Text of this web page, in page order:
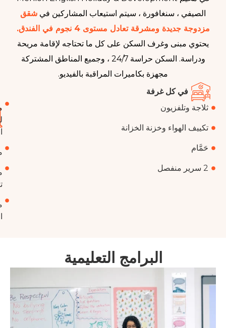
، سنغافورة ، سيتم استيعاب المشاركين فيشقق
ومشرقة تعادل مستوى 4 نجوم في الفندق.
وغرف السكن على كل ما تحتاجه لإقامة مريحة
ودراسة. السكن حراسة 24/7 ، وجميع المناطق المشتركة
مجهزة بكاميرات المراقبة بالفيديو.
كل غرفة
وخزنة الخزانة
في
فندق
البرامج التعليمية